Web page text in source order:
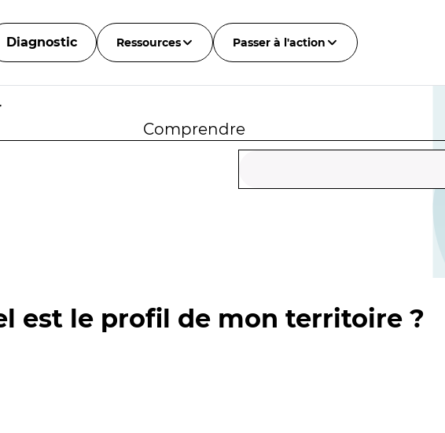
Diagnostic Ressources Passer à l'action
Comprendre
est le profil de mon territoire ?